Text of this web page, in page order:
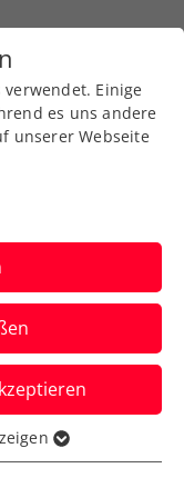
für
beim Gender
Einige
es uns andere
unserer Webseite